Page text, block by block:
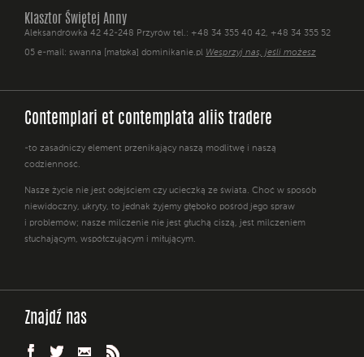
Klasztor Świętej Anny
Aleksandrówka 42 42-248 Przyrów tel.: +48 34 355 40 42, +48 34 355 52
05 e-mail: swanna [małpka] dominikanie.pl Wesprzyj nas, jeśli możesz
Contemplari et contemplata aliis tradere
-to zasadniczy element przenikający naszą modlitwę i naszą
codzienność.
Nasze życie nie jest odejściem czy ucieczką ze świata. Choć w sposób
niewidoczny, ukryty, to jednak żyjemy głęboko pośród jego spraw
i problemów; nasze milczenie nie jest głuchą ciszą, jest milczeniem
słuchającym, współczującym i miłującym.
Znajdź nas